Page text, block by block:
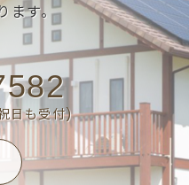
ます。
日も受付)